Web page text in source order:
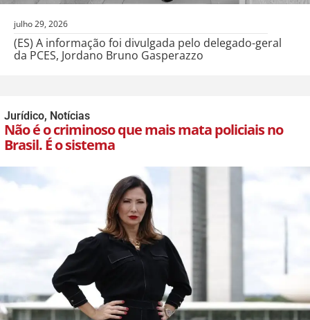
julho 29, 2026
(ES) A informação foi divulgada pelo delegado-geral
da PCES, Jordano Bruno Gasperazzo
Jurídico, Notícias
Não é o criminoso que mais mata policiais no
Brasil. É o sistema